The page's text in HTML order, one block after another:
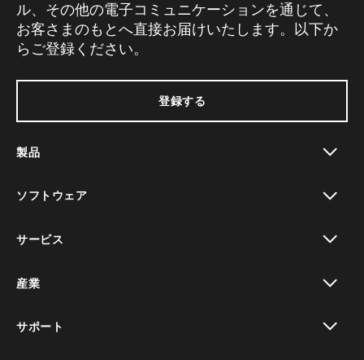
ル、その他の電子コミュニケーションを通じて、
お客さまのもとへ直接お届けいたします。以下か
らご登録ください。
登録する
製品
ソフトウェア
サービス
産業
サポート